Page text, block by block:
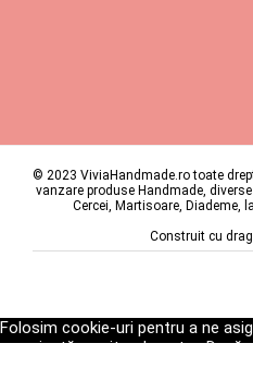
© 2023 ViviaHandmade.ro toate
vanzare produse Handmade,
Cercei, Martisoare, Diademe,
Construit cu
Folosim cookie-uri pentru a ne
experiență pe site-ul nostru.